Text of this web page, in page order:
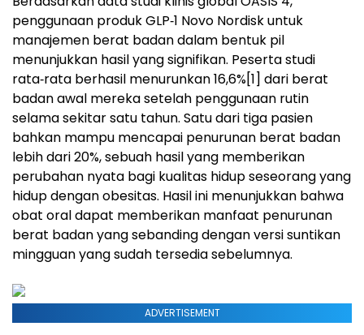
penggunaan produk GLP‑1 Novo Nordisk untuk
manajemen berat badan dalam bentuk pil
menunjukkan hasil yang signifikan. Peserta studi
rata‑rata berhasil menurunkan 16,6%[1] dari berat
badan awal mereka setelah penggunaan rutin
selama sekitar satu tahun. Satu dari tiga pasien
bahkan mampu mencapai penurunan berat badan
lebih dari 20%, sebuah hasil yang memberikan
perubahan nyata bagi kualitas hidup seseorang yang
hidup dengan obesitas. Hasil ini menunjukkan bahwa
obat oral dapat memberikan manfaat penurunan
berat badan yang sebanding dengan versi suntikan
mingguan yang sudah tersedia sebelumnya.
ADVERTISEMENT